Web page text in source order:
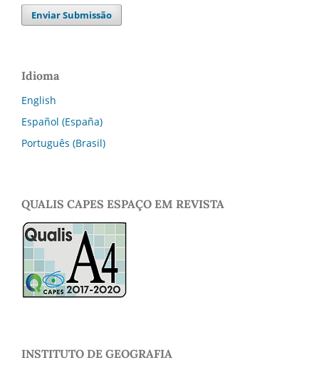
Enviar Submissão
Idioma
English
Español (España)
Português (Brasil)
QUALIS CAPES ESPAÇO EM REVISTA
INSTITUTO DE GEOGRAFIA